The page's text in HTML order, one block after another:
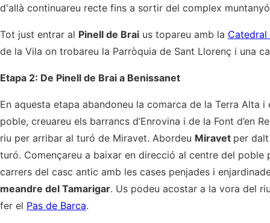
d'allà continuareu recte fins a sortir del complex
Tot just entrar al Pinell de Brai us topareu amb la
de la Vila on trobareu la Parròquia de Sant Llorenç i una
Etapa 2: De Pinell de Brai a Benissanet
En aquesta etapa abandoneu la comarca de la Terra
poble, creuareu els barrancs d’Enrovina i de la Font d’en
riu per arribar al turó de Miravet. Abordeu Miravet per
turó. Començareu a baixar en direcció al centre del poble
carrers del casc antic amb les cases penjades i
meandre del Tamarigar. Us podeu acostar a la vora del
fer el Pas de Barca.